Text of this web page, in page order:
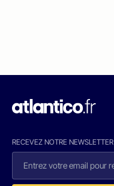
RECEVEZ NOTRE NEWSLETTER